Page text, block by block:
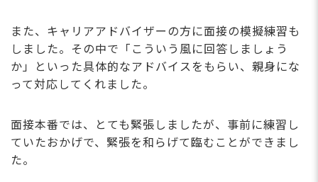
また、キャリアアドバイザーの方に面接の模擬練習も
しました。その中で「こういう風に回答しましょう
か」といった具体的なアドバイスをもらい、親身にな
って対応してくれました。
面接本番では、とても緊張しましたが、事前に練習し
ていたおかげで、緊張を和らげて臨むことができまし
た。